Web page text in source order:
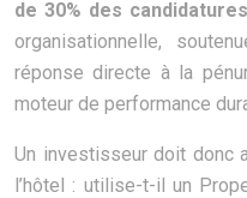
de 30% des candidatures
organisationnelle,
réponse directe à la
moteur de performance
Un investisseur doit donc
l’hôtel : utilise-t-il un